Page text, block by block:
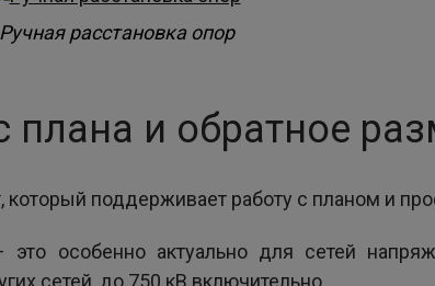
Ручная расстановка опор
плана и обратное
поддерживает работу с планом и
особенно актуально для сетей
сетей, до 750 кВ включительно.